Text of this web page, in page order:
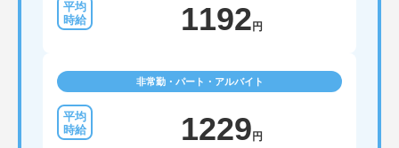
1192 円
非常勤・パート・アルバイト
1229 円